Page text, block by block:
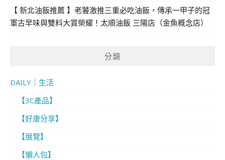
【 新北油飯推薦 】老饕激推三重必吃油飯，傳承一甲子的冠
軍古早味與雙料大賞榮耀！太順油飯 三陽店（金魚概念店）
分類
DAILY｜生活
【3C產品】
【好康分享】
【展覽】
【懶人包】